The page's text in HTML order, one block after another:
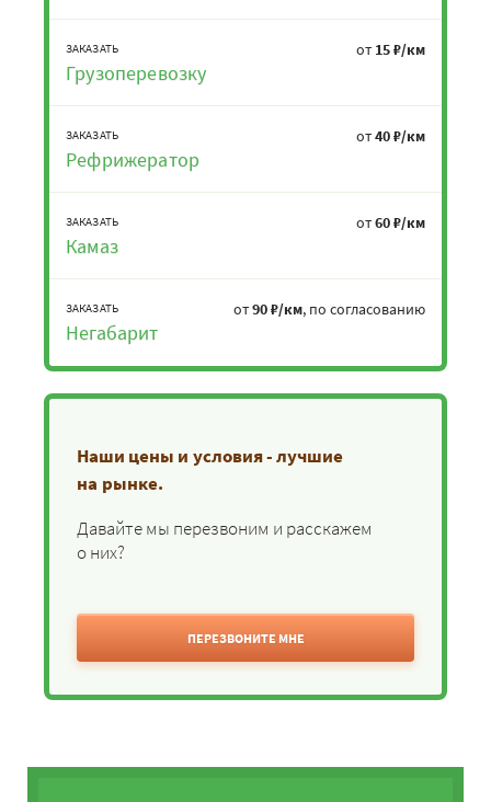
ЗАКАЗАТЬ
Грузоперевозку
от 15 ₽/км
ЗАКАЗАТЬ
Рефрижератор
от40 ₽/км
ЗАКАЗАТЬ
Камаз
от60 ₽/км
ЗАКАЗАТЬ
Негабарит
от90 ₽/км, по согласованию
Наши цены и условия - лучшие
на рынке.
Давайте мы перезвоним и расскажем
о них?
ПЕРЕЗВОНИТЕ МНЕ